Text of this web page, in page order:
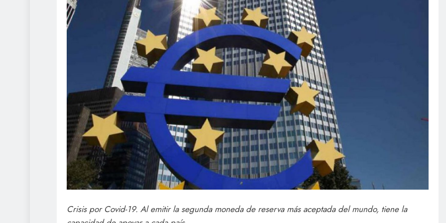
Crisis por Covid-19. Al emitir la segunda moneda de reserva más aceptada del mundo, tiene la